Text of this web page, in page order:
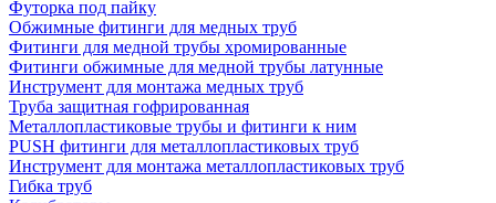
Футорка под пайку
Обжимные фитинги для медных труб
Фитинги для медной трубы хромированные
Фитинги обжимные для медной трубы латунные
Инструмент для монтажа медных труб
Труба защитная гофрированная
Металлопластиковые трубы и фитинги к ним
PUSH фитинги для металлопластиковых труб
Инструмент для монтажа металлопластиковых труб
Гибка труб